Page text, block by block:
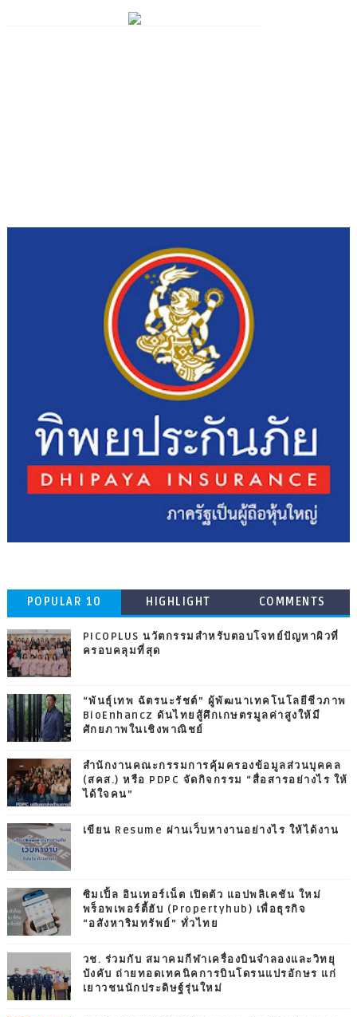
POPULAR 10 HIGHLIGHT COMMENTS
PICOPLUS นวัตกรรมสำหรับตอบโจทย์ปัญหาผิวที่
ครอบคลุมที่สุด
“พันธุ์เทพ ฉัตรนะรัชต์” ผู้พัฒนาเทคโนโลยีชีวภาพ
BioEnhancz ดันไทยสู้ศึกเกษตรมูลค่าสูงให้มี
ศักยภาพในเชิงพาณิชย์
สำนักงานคณะกรรมการคุ้มครองข้อมูลส่วนบุคคล
(สคส.) หรือ PDPC จัดกิจกรรม “สื่อสารอย่างไร ให้
ได้ใจคน”
เขียน Resume ผ่านเว็บหางานอย่างไร ให้ได้งาน
ซิมเปิ้ล อินเทอร์เน็ต เปิดตัว แอปพลิเคชัน ใหม่
พร็อพเพอร์ตี้ฮับ (Propertyhub) เพื่อธุรกิจ
“อสังหาริมทรัพย์” ทั่วไทย
วช. ร่วมกับ สมาคมกีฬาเครื่องบินจำลองและวิทยุ
บังคับ ถ่ายทอดเทคนิคการบินโดรนแปรอักษร แก่
เยาวชนนักประดิษฐ์รุ่นใหม่